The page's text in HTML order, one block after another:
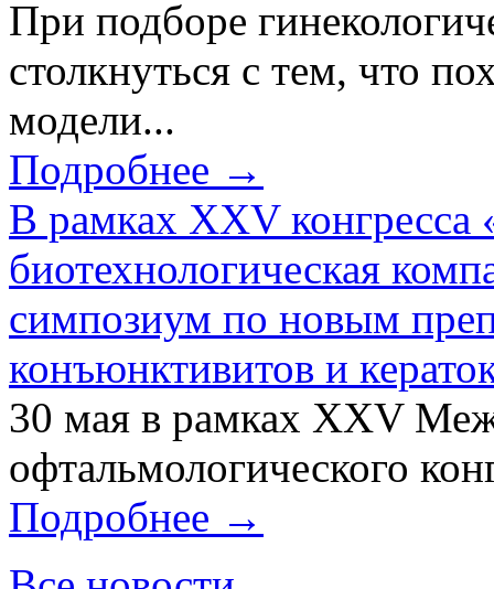
При подборе
столкнуться с тем, что
модели...
Подробнее →
В рамках XXV конгресса
биотехнологическая
симпозиум по новым
конъюнктивитов и
30 мая в рамках XXV
офтальмологического
Подробнее →